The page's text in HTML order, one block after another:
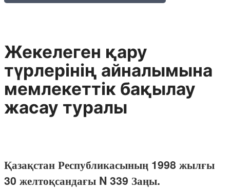
Жекелеген қару
түрлерінің айналымына
мемлекеттік бақылау
жасау туралы
Қазақстан Республикасының 1998 жылғы
30 желтоқсандағы N 339 Заңы.